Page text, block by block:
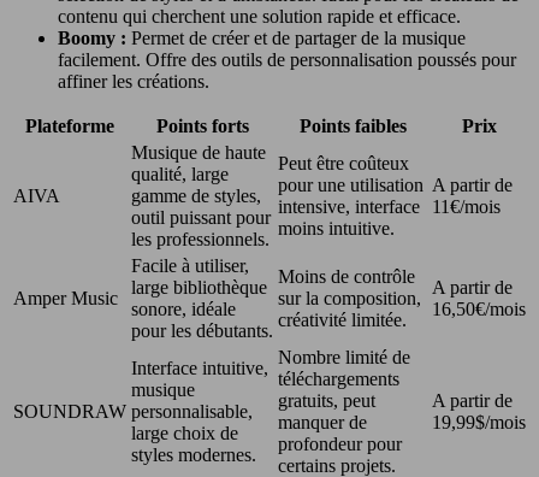
contenu qui cherchent une solution rapide et efficace.
Boomy : Permet de créer et de partager de la musique
facilement. Offre des outils de personnalisation poussés pour
affiner les créations.
Plateforme Points forts Points faibles Prix
AIVA
Musique de haute
qualité, large
gamme de styles,
outil puissant pour
les professionnels.
Peut être coûteux
pour une utilisation
intensive, interface
moins intuitive.
A partir de
11€/mois
Amper Music
Facile à utiliser,
large bibliothèque
sonore, idéale
pour les débutants.
Moins de contrôle
sur la composition,
créativité limitée.
A partir de
16,50€/mois
SOUNDRAW
Interface intuitive,
musique
personnalisable,
large choix de
styles modernes.
Nombre limité de
téléchargements
gratuits, peut
manquer de
profondeur pour
certains projets.
A partir de
19,99$/mois